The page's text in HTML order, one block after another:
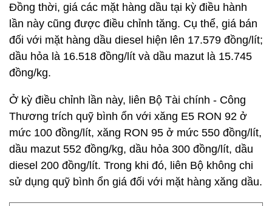
Đồng thời, giá các mặt hàng dầu tại kỳ điều hành
lần này cũng được điều chỉnh tăng. Cụ thể, giá bán
đối với mặt hàng dầu diesel hiện lên 17.579 đồng/lít;
dầu hỏa là 16.518 đồng/lít và dầu mazut là 15.745
đồng/kg.
Ở kỳ điều chỉnh lần này, liên Bộ Tài chính - Công
Thương trích quỹ bình ổn với xăng E5 RON 92 ở
mức 100 đồng/lít, xăng RON 95 ở mức 550 đồng/lít,
dầu mazut 552 đồng/kg, dầu hỏa 300 đồng/lít, dầu
diesel 200 đồng/lít. Trong khi đó, liên Bộ không chi
sử dụng quỹ bình ổn giá đối với mặt hàng xăng dầu.